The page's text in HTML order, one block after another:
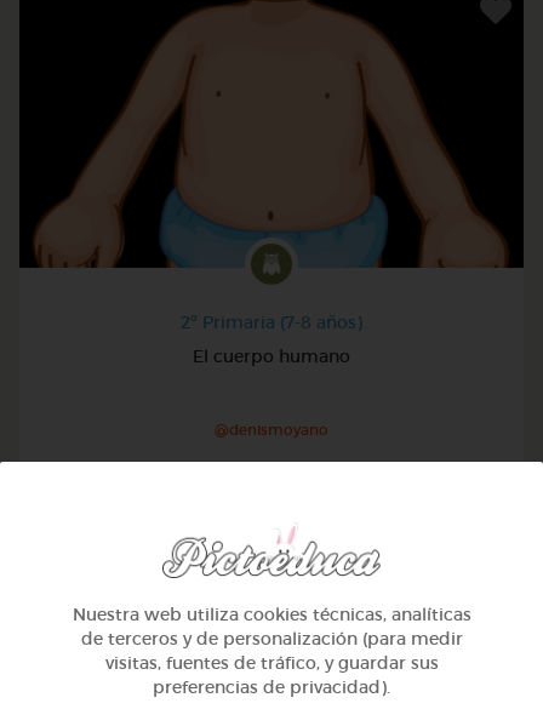
2º Primaria (7-8 años)
El cuerpo humano
@denismoyano
Nuestra web utiliza cookies técnicas, analíticas
de terceros y de personalización (para medir
visitas, fuentes de tráfico, y guardar sus
preferencias de privacidad).